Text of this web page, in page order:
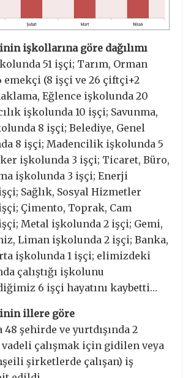
işkollarına göre dağılımı
51 işçi; Tarım, Orman
emekçi (8 işçi ve 26 çiftçi+2
Eğlence işkolunda 20
işkolunda 10 işçi; Savunma,
8 işçi; Belediye, Genel
8 işçi; Madencilik işkolunda 5
işkolunda 3 işçi; Ticaret, Büro,
işkolunda 3 işçi; Enerji
Sağlık, Sosyal Hizmetler
Çimento, Toprak, Cam
Metal işkolunda 2 işçi; Gemi,
Liman işkolunda 2 işçi; Banka,
işkolunda 1 işçi; elimizdeki
çalıştığı işkolunu
6 işçi hayatını kaybetti…
illere göre
48 şehirde ve yurtdışında 2
vadeli çalışmak için gidilen veya
şirketlerde çalışan) iş